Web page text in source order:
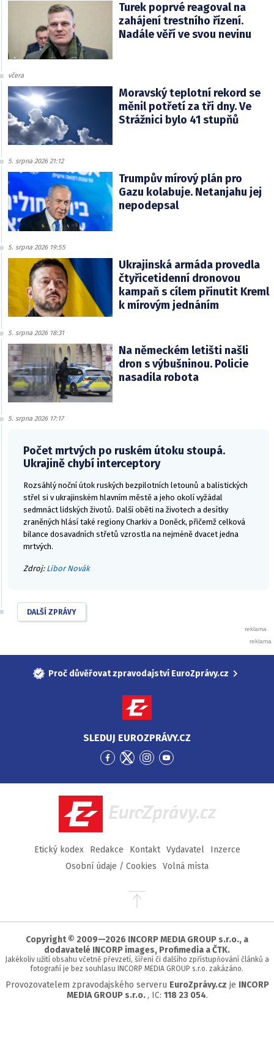
Turek poprvé reagoval na
zahájení trestního řízení.
Nadále věří ve svou nevinu
včera
Moravský teplotní rekord se
měnil potřetí za tři dny. Ve
Strážnici bylo 41 stupňů
5. srpna 2026 21:12
Trumpův mírový plán pro
Gazu kolabuje. Netanjahu jej
nepodepsal
5. srpna 2026 19:55
Ukrajinská armáda provedla
čtyřicetidenní dronovou
kampaň s cílem přinutit Kreml
k mírovým jednáním
5. srpna 2026 18:31
Na německém letišti našli
dron s výbušninou. Policie
nasadila robota
5. srpna 2026 17:17
Počet mrtvých po ruském útoku stoupá.
Ukrajině chybí interceptory
Rozsáhlý noční útok ruských bezpilotních letounů a balistických
střel si v ukrajinském hlavním městě a jeho okolí vyžádal
sedmnáct lidských životů. Další oběti na životech a desítky
zraněných hlásí také regiony Charkiv a Doněck, přičemž celková
bilance dosavadních střetů vzrostla na nejméně dvacet jedna
mrtvých.
Zdroj: Libor Novák
DALŠÍ ZPRÁVY
Proč důvěřovat zpravodajství EuroZprávy.cz
SLEDUJ EUROZPRÁVY.CZ
Přejít
Facebook
Přejít
Twitter
Přejít
Instagram
Přejít
YouTube
EuroZprávy.cz
Etický kodex Redakce Kontakt Vydavatel
Inzerce
Osobní údaje / Cookies
Volná místa
Přejít
stránky
Copyright © 2009—2026 INCORP MEDIA GROUP s.r.o., a
dodavatelé INCORP images, Profimedia a ČTK.
Jakékoliv užití obsahu včetně převzetí, šíření či dalšího zpřístupňování článků a
fotografií je bez souhlasu INCORP MEDIA GROUP s.r.o. zakázáno.
Provozovatelem zpravodajského serveru EuroZprávy.cz je INCORP
MEDIA GROUP s.r.o. , IC: 118 23 054.